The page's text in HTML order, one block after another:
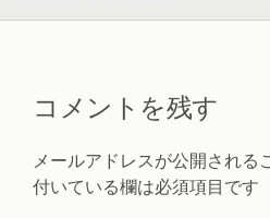
コメントを残す
メールアドレスが公開される
付いている欄は必須項目です